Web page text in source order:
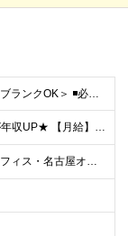
＜学歴不問／第二新卒歓迎／ブランクOK＞ ◾️必須スキル IT業界での何らかの実務経験が3年以上ある方 ◎担当フェーズ・使用言語・開発環境・経験年数・雇用形態などは一切問いません！ ◎ブランクがある
★転職者（経験者）の95%が年収UP★ 【月給】 月給35万円～80万円（みなし残業代含む） ※みなし残業代（月30時間分／66,465円～151,899円）を含む。超過分は追加支給。 ※経験・能力
◎東京本社オフィス・大阪オフィス・名古屋オフィス・福岡オフィス ◎首都圏・関西圏・名古屋・福岡のクライアント先 ※希望を考慮いたします。 ※会社都合の転勤はありません（100％エンジニアに選択権があ